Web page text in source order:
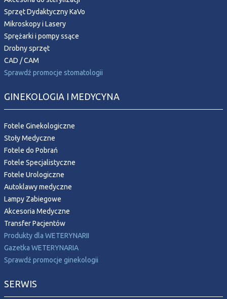
Sprzęt Dydaktyczny KaVo
Mikroskopy i Lasery
Sprężarki i pompy ssące
Drobny sprzęt
CAD / CAM
Sprawdź promocje stomatologii
GINEKOLOGIA I MEDYCYNA
Fotele Ginekologiczne
Stoły Medyczne
Fotele do Pobrań
Fotele Specjalistyczne
Fotele Urologiczne
Autoklawy medyczne
Lampy Zabiegowe
Akcesoria Medyczne
Transfer Pacjentów
Produkty dla WETERYNARII
Gazetka WETERYNARIA
Sprawdź promocje ginekologii
SERWIS